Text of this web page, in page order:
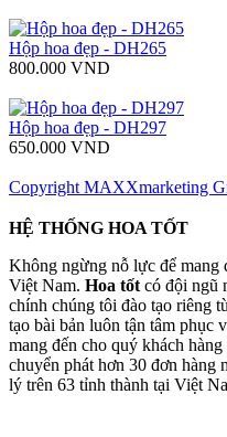
Hộp hoa đẹp - DH265
800.000 VND
Hộp hoa đẹp - DH297
650.000 VND
Copyright MAXXmarketing
HỆ THỐNG HOA TỐT
Không ngừng nỗ lực để mang
Việt Nam. Hoa tốt có đội ngũ
chính chúng tôi đào tạo riêng
tạo bài bản luôn tận tâm phục
mang đến cho quý khách
chuyển phát hơn 30 đơn
lý trên 63 tỉnh thành tại Việt